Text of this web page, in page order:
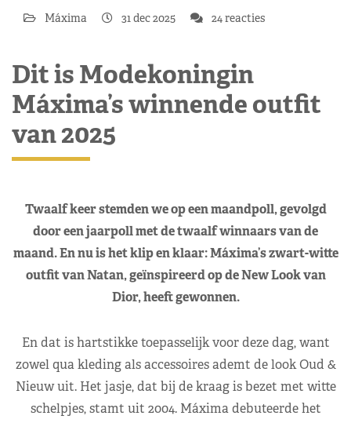
Máxima 31 dec 2025 24 reacties
Dit is Modekoningin
Máxima’s winnende outfit
van 2025
Twaalf keer stemden we op een maandpoll, gevolgd
door een jaarpoll met de twaalf winnaars van de
maand. En nu is het klip en klaar: Máxima’s zwart-witte
outfit van Natan, geïnspireerd op de New Look van
Dior, heeft gewonnen.
En dat is hartstikke toepasselijk voor deze dag, want
zowel qua kleding als accessoires ademt de look Oud &
Nieuw uit. Het jasje, dat bij de kraag is bezet met witte
schelpjes, stamt uit 2004. Máxima debuteerde het